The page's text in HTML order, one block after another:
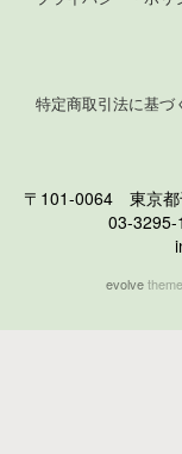
特定商取引法に基づ
〒101-0064 東京
03-
evolve